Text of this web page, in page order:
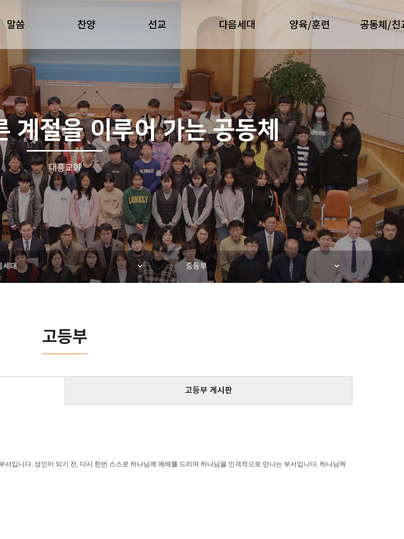
말씀 찬양 선교 다음세대 양육/훈련 공동체/친
계절을 이루어 가는 공동체
대흥교회
세대 중등부
고등부
고등부 게시판
입니다. 성인이 되기 전, 다시 한번 스스로 하나님께 예배를 드리며 하나님을 인격적으로 만나는 부서입니다. 하나님께